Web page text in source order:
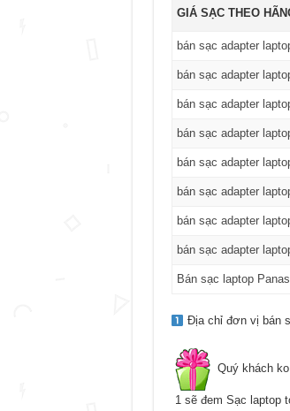
GIÁ SẠC THEO
bán sạc adapter
bán sạc adapter
bán sạc adapter
bán sạc adapter
bán sạc adapter
bán sạc adapter
bán sạc adapter
bán sạc adapter
Bán sạc laptop
Địa chỉ đơn vị bán
Quý khách
1 sẽ đem Sạc laptop